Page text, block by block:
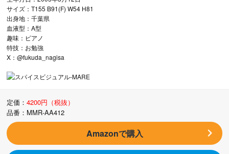
サイズ：T155 B91(F) W54 H81
出身地：千葉県
血液型：A型
趣味：ピアノ
特技：お勉強
X：@fukuda_nagisa
定価：4200円（税抜）
品番：MMR-AA412
Amazonで購入